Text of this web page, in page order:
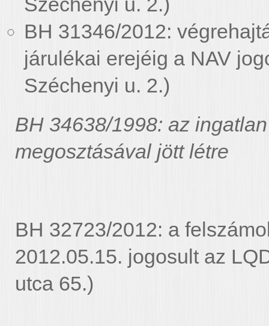
BH 31346/2012:
járulékai erejéig a NAV
Széchenyi u. 2.)
BH 34638/1998: az
megosztásával jött létre
BH 32723/2012: a
2012.05.15. jogosult az
utca 65.)